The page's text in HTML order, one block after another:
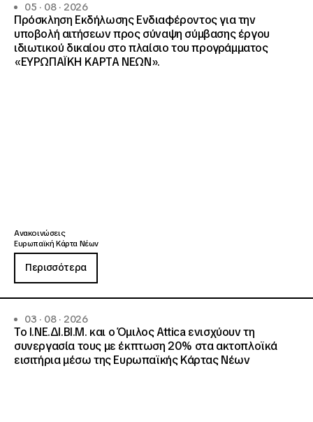
05 · 08 · 2026
Πρόσκληση Εκδήλωσης Ενδιαφέροντος για την
υποβολή αιτήσεων προς σύναψη σύμβασης έργου
ιδιωτικού δικαίου στο πλαίσιο του προγράμματος
«ΕΥΡΩΠΑΪΚΗ ΚΑΡΤΑ ΝΕΩΝ».
Ανακοινώσεις
Ευρωπαϊκή Κάρτα Νέων
Περισσότερα
03 · 08 · 2026
Το Ι.ΝΕ.ΔΙ.ΒΙ.Μ. και o Όμιλος Attica ενισχύουν τη
συνεργασία τους με έκπτωση 20% στα ακτοπλοϊκά
εισιτήρια μέσω της Ευρωπαϊκής Κάρτας Νέων